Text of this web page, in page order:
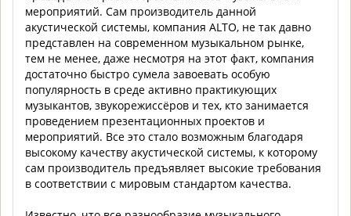
мероприятий. Сам производитель данной
акустической системы, компания ALTO, не так давно
представлен на современном музыкальном рынке,
тем не менее, даже несмотря на этот факт, компания
достаточно быстро сумела завоевать особую
популярность в среде активно практикующих
музыкантов, звукорежиссёров и тех, кто занимается
проведением презентационных проектов и
мероприятий. Все это стало возможным благодаря
высокому качеству акустической системы, к которому
сам производитель предъявляет высокие требования
в соответствии с мировым стандартом качества.